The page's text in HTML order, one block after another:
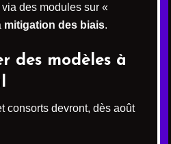
des modules sur «
mitigation des biais.
des modèles à
consorts devront, dès août